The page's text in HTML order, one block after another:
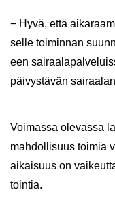
− Hyvä, että
sel­le toi­min­nan
een
päi­vys­tä­vän
Voi­mas­sa ole­vas­sa
mah­dol­li­suus toi­mia
ai­kai­suus on
toin­tia.